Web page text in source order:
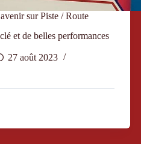
sur Piste / Route
et de belles performances
27 août 2023